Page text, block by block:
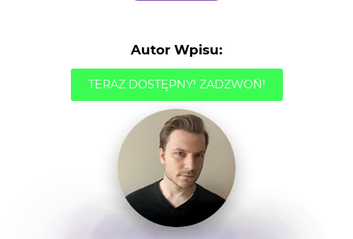
Autor Wpisu:
TERAZ DOSTĘPNY! ZADZWOŃ!